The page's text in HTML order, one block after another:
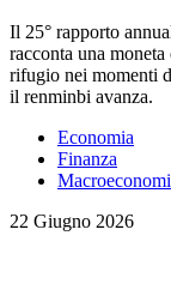
Il 25° rapporto
racconta una
rifugio nei momenti
il renminbi avanza.
Economia
Finanza
22 Giugno 2026